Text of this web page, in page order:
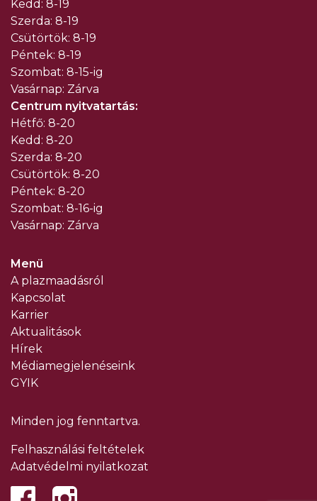
Kedd: 8-19
Szerda: 8-19
Csütörtök: 8-19
Péntek: 8-19
Szombat: 8-15-ig
Vasárnap: Zárva
Centrum nyitvatartás:
Hétfő: 8-20
Kedd: 8-20
Szerda: 8-20
Csütörtök: 8-20
Péntek: 8-20
Szombat: 8-16-ig
Vasárnap: Zárva
Menü
A plazmaadásról
Kapcsolat
Karrier
Aktualitások
Hírek
Médiamegjelenéseink
GYIK
Minden jog fenntartva.
Felhasználási feltételek
Adatvédelmi nyilatkozat